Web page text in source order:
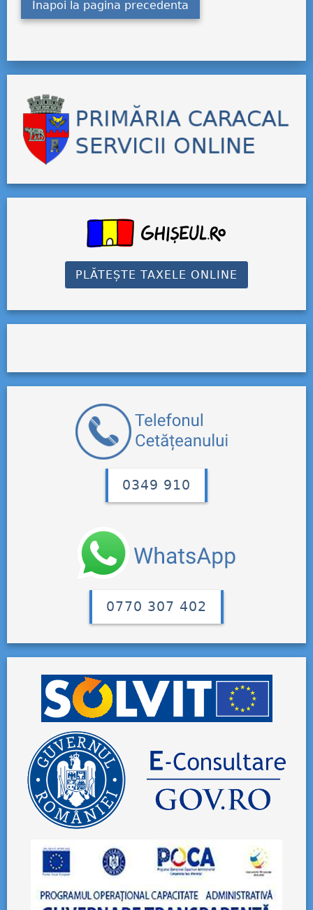
Inapoi la pagina precedenta
PLĂTEȘTE TAXELE ONLINE
0349 910
0770 307 402